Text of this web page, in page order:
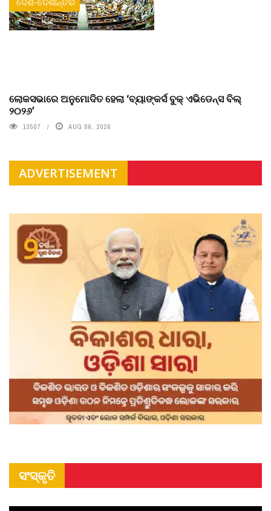
ଲୋକସଭାରେ ଅନୁମୋଦିତ ହେଲା ‘ବ୍ୟାଙ୍କର୍ସ ବୁକ୍ ଏଭିଡେନ୍ସ ବିଲ୍
୨୦୨୬’
13507 AUG 06, 2026
ADVERTISEMENT
ସଂସ୍କୃତି